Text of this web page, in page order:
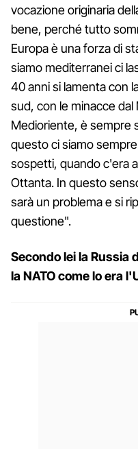
vocazione originaria
bene, perché tutto
Europa è una forza di
siamo mediterranei ci
40 anni si lamenta con
sud, con le minacce
Medioriente, è sempre
questo ci siamo
sospetti, quando c'era
Ottanta. In questo
sarà un problema e si
questione".
Secondo lei la Russia
la NATO come lo era